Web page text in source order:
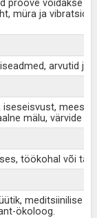
proove võidakse
müra ja
arvutid
mälu, värvide
töökohal või
meditsiinilise
ökoloog.